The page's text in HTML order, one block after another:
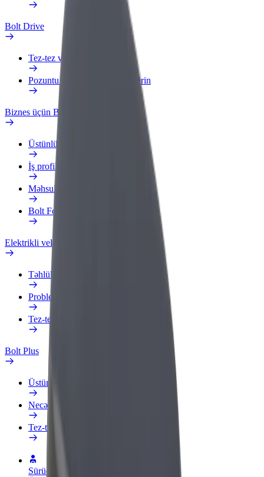
Bolt Drive
Tez-tez verilən suallar
Pozuntu haqqında məlumat verin
Biznes üçün Bolt
Üstünlüklər
İş profili
Məhsullar
Bolt Food for Business
Elektrikli velosipedlər
Təhlükəsizlik Laboratoriyası
Problemi bildir
Tez-tez verilən suallar
Bolt Plus
Üstünlüklər
Necə qoşulmalı?
Tez-tez verilən suallar
Sürücü ol